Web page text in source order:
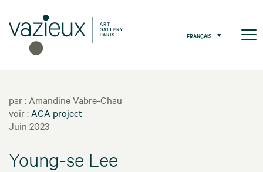
FRANÇAIS
par : Amandine Vabre-Chau
voir : ACA project
Juin 2023
—
Young-se Lee